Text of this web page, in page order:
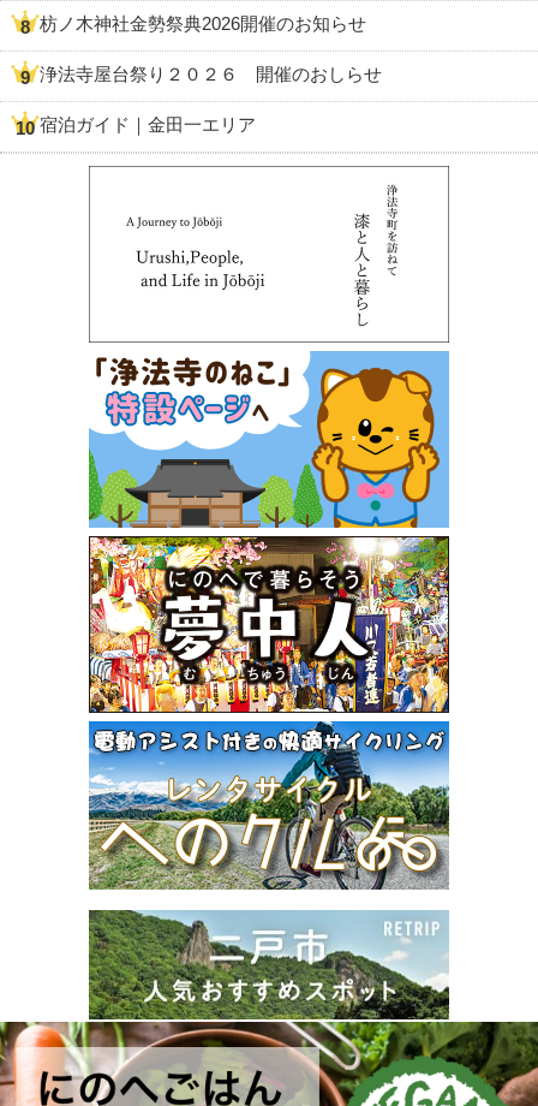
枋ノ木神社金勢祭典2026開催のお知らせ
浄法寺屋台祭り２０２６ 開催のおしらせ
宿泊ガイド｜金田一エリア